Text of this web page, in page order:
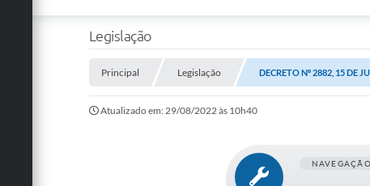
Legislação
Principal Legislação DECRETO Nº 2882, 15 DE
Atualizado em: 29/08/2022 às 10h40
NAVEGAÇÃO